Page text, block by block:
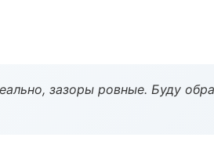
зазоры ровные. Буду